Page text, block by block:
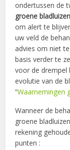
ondertussen de
groene
om alert te
uw veld de
advies om niet
basis verder te
voor de drempel
evolutie van de
“Waarnemingen
Wanneer de
groene
rekening
punten :